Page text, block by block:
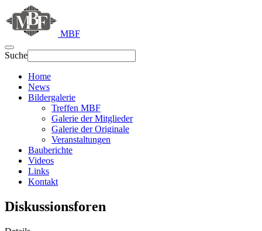
MBF
Suche
Home
News
Bildergalerie
Treffen MBF
Galerie der Mitglieder
Galerie der Originale
Veranstaltungen
Bauberichte
Videos
Links
Kontakt
Diskussionsforen